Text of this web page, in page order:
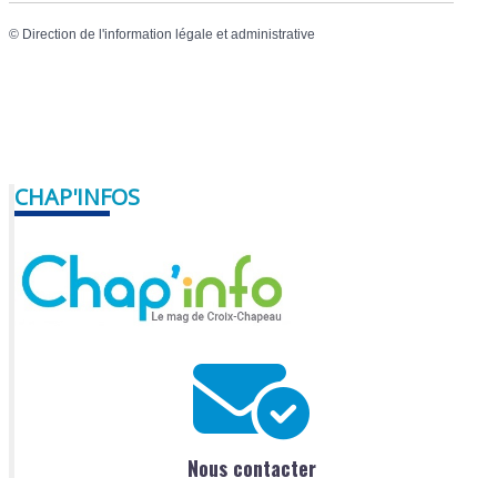
© Direction de l'information légale et administrative
CHAP'INFOS
Nous contacter